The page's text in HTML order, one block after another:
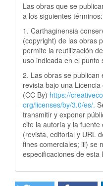
Las obras que se
a los siguientes términos:
1. Carthaginensia
(copyright) de las obras
permite la reutilización
uso indicada en el punto
2. Las obras se publican
revista bajo una
(CC By) https://
org/licenses/by/3.0/es/.
transmitir y exponer
cite la autoría y la fuente
(revista, editorial y URL
fines comerciales; iii) se
especificaciones de esta